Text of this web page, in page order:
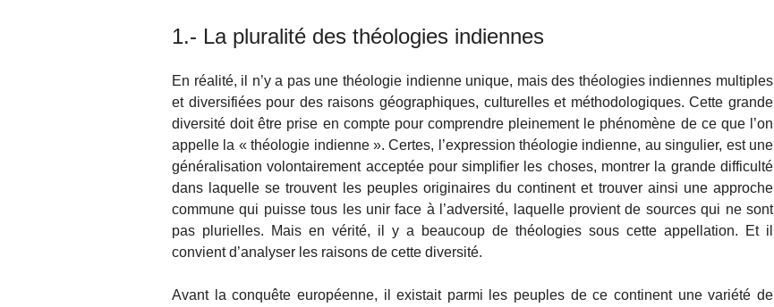
1.- La pluralité des théologies indiennes
En réalité, il n’y a pas une théologie indienne unique, mais des théologies indiennes multiples
et diversifiées pour des raisons géographiques, culturelles et méthodologiques. Cette grande
diversité doit être prise en compte pour comprendre pleinement le phénomène de ce que l’on
appelle la « théologie indienne ». Certes, l’expression théologie indienne, au singulier, est une
généralisation volontairement acceptée pour simplifier les choses, montrer la grande difficulté
dans laquelle se trouvent les peuples originaires du continent et trouver ainsi une approche
commune qui puisse tous les unir face à l’adversité, laquelle provient de sources qui ne sont
pas plurielles. Mais en vérité, il y a beaucoup de théologies sous cette appellation. Et il
convient d’analyser les raisons de cette diversité.
Avant la conquête européenne, il existait parmi les peuples de ce continent une variété de